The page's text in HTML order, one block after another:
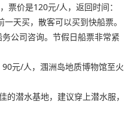
票价是120元/人，返回时间：
天买，散客可以买到快船票。
公司咨询。节假日船票非常紧
元/人，涠洲岛地质博物馆至火
潜水基地，建议穿上潜水服，